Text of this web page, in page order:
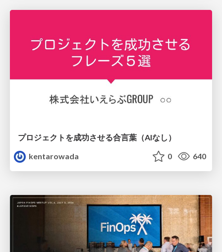
プロジェクトを成功させる合言葉（AIなし）
kentarowada
0 640